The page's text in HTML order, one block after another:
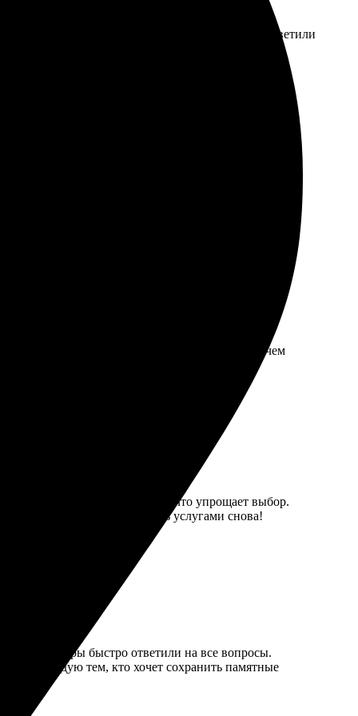
параметры. Менеджеры отзывчивые и быстро ответили
если хотите что-то оригинальное. В
простое и удобное. Доставка быстрая, все
всего пару минут. Доставка пришла быстрее, чем
есть все размеры и варианты, что упрощает выбор.
Обязательно воспользуюсь услугами снова!
Менеджеры быстро ответили на все вопросы.
Рекомендую тем, кто хочет сохранить памятные